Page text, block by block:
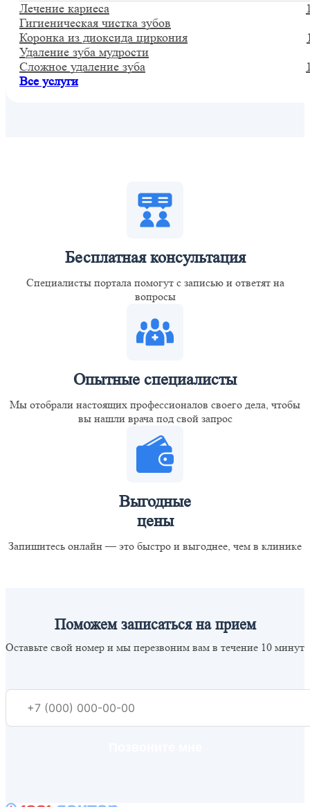
Лечение кариеса
Гигиеническая чистка зубов
Коронка из диоксида циркония
Удаление зуба мудрости
Сложное удаление зуба
Все услуги
Бесплатная консультация
Специалисты портала помогут с записью и ответят на
вопросы
Опытные специалисты
Мы отобрали настоящих профессионалов своего дела, чтобы
вы нашли врача под свой запрос
Выгодные
цены
Запишитесь онлайн — это быстро и выгоднее, чем в клинике
Поможем записаться на прием
Оставьте свой номер и мы перезвоним вам в течение 10 минут